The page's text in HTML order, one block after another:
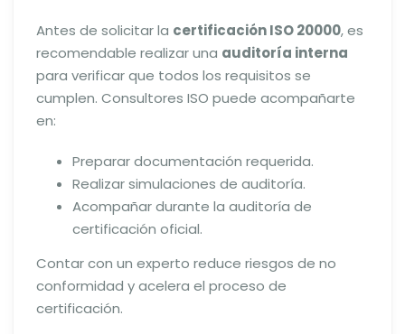
Antes de solicitar la certificación ISO 20000, es
recomendable realizar una auditoría interna
para verificar que todos los requisitos se
cumplen. Consultores ISO puede acompañarte
en:
Preparar documentación requerida.
Realizar simulaciones de auditoría.
Acompañar durante la auditoría de
certificación oficial.
Contar con un experto reduce riesgos de no
conformidad y acelera el proceso de
certificación.